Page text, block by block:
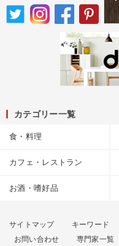
カテゴリー一覧
食・料理
カフェ・レストラン
お酒・嗜好品
サイトマップ キーワード
お問い合わせ
専門家一覧